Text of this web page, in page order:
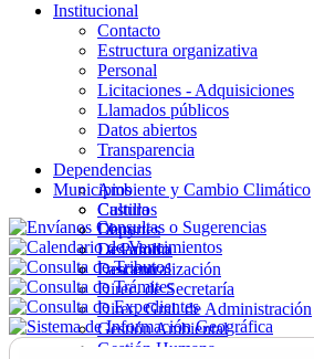
Institucional
Contacto
Estructura organizativa
Personal
Licitaciones - Adquisiciones
Llamados públicos
Datos abiertos
Transparencia
Dependencias
Ambiente y Cambio Climático
Cultura
Deportes
Desarrollo
Descentralización
Direc. de Secretaría
Direc. Gral. de Administración
Gestión Ambiental
Gestión Humana
Municipios
Castillos
Chuy
La Paloma
Lascano